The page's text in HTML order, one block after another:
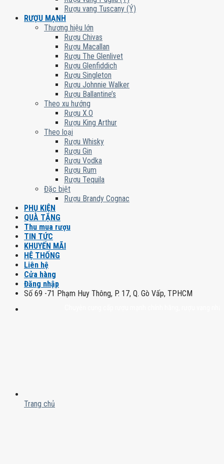
Rượu vang Tuscany (Ý)
RƯỢU MẠNH
Thương hiệu lớn
Rượu Chivas
Rượu Macallan
Rượu The Glenlivet
Rượu Glenfiddich
Rượu Singleton
Rượu Johnnie Walker
Rượu Ballantine’s
Theo xu hướng
Rượu X.O
Rượu King Arthur
Theo loại
Rượu Whisky
Rượu Gin
Rượu Vodka
Rượu Rum
Rượu Tequila
Đặc biệt
Rượu Brandy Cognac
PHỤ KIỆN
QUÀ TẶNG
Thu mua rượu
TIN TỨC
KHUYẾN MÃI
HỆ THỐNG
Liên hệ
Cửa hàng
Đăng nhập
Số 69 -71 Phạm Huy Thông, P. 17, Q. Gò Vấp, TPHCM
Trang chủ